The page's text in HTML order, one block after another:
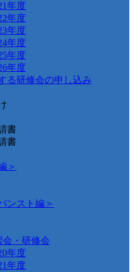
年度
年度
年度
年度
年度
年度
る研修会の申し込み
書
書
＞
ンスト編＞
会・研修会
年度
年度